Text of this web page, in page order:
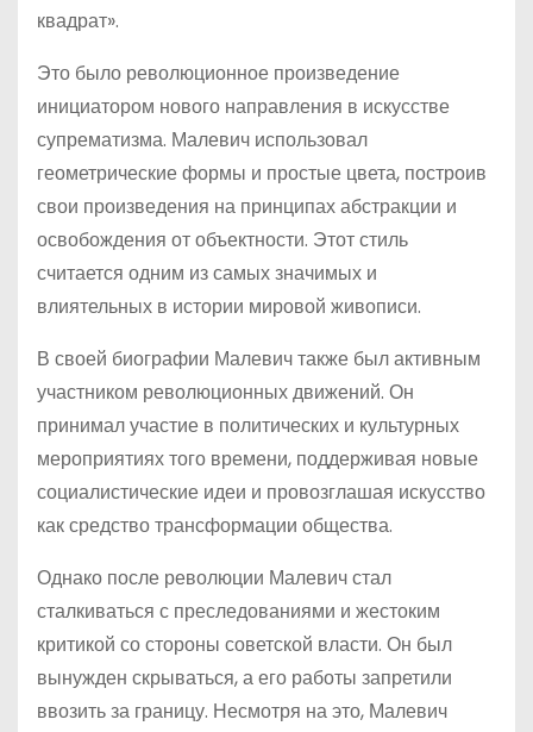
квадрат».
Это было революционное произведение
инициатором нового направления в искусстве
супрематизма. Малевич использовал
геометрические формы и простые цвета, построив
свои произведения на принципах абстракции и
освобождения от объектности. Этот стиль
считается одним из самых значимых и
влиятельных в истории мировой живописи.
В своей биографии Малевич также был активным
участником революционных движений. Он
принимал участие в политических и культурных
мероприятиях того времени, поддерживая новые
социалистические идеи и провозглашая искусство
как средство трансформации общества.
Однако после революции Малевич стал
сталкиваться с преследованиями и жестоким
критикой со стороны советской власти. Он был
вынужден скрываться, а его работы запретили
ввозить за границу. Несмотря на это, Малевич